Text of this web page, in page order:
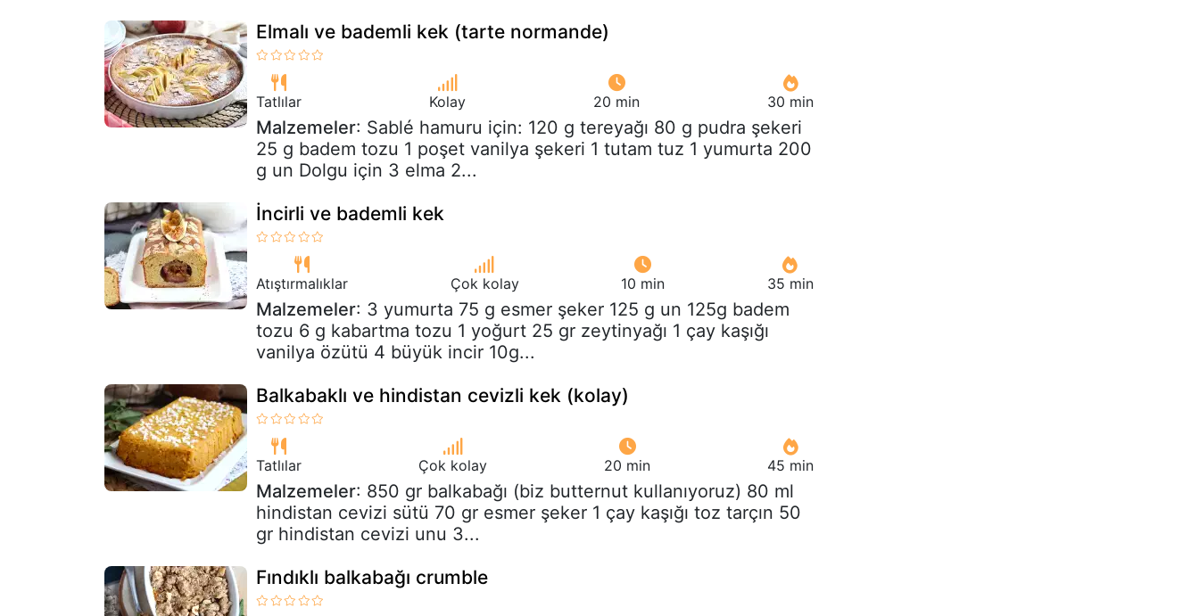
Elmalı ve bademli kek (tarte normande)
Tatlılar Kolay 20 min 30 min
Malzemeler: Sablé hamuru için: 120 g tereyağı 80 g pudra şekeri
25 g badem tozu 1 poşet vanilya şekeri 1 tutam tuz 1 yumurta 200
g un Dolgu için 3 elma 2...
İncirli ve bademli kek
Atıştırmalıklar Çok kolay 10 min 35 min
Malzemeler: 3 yumurta 75 g esmer şeker 125 g un 125g badem
tozu 6 g kabartma tozu 1 yoğurt 25 gr zeytinyağı 1 çay kaşığı
vanilya özütü 4 büyük incir 10g...
Balkabaklı ve hindistan cevizli kek (kolay)
Tatlılar Çok kolay 20 min 45 min
Malzemeler: 850 gr balkabağı (biz butternut kullanıyoruz) 80 ml
hindistan cevizi sütü 70 gr esmer şeker 1 çay kaşığı toz tarçın 50
gr hindistan cevizi unu 3...
Fındıklı balkabağı crumble